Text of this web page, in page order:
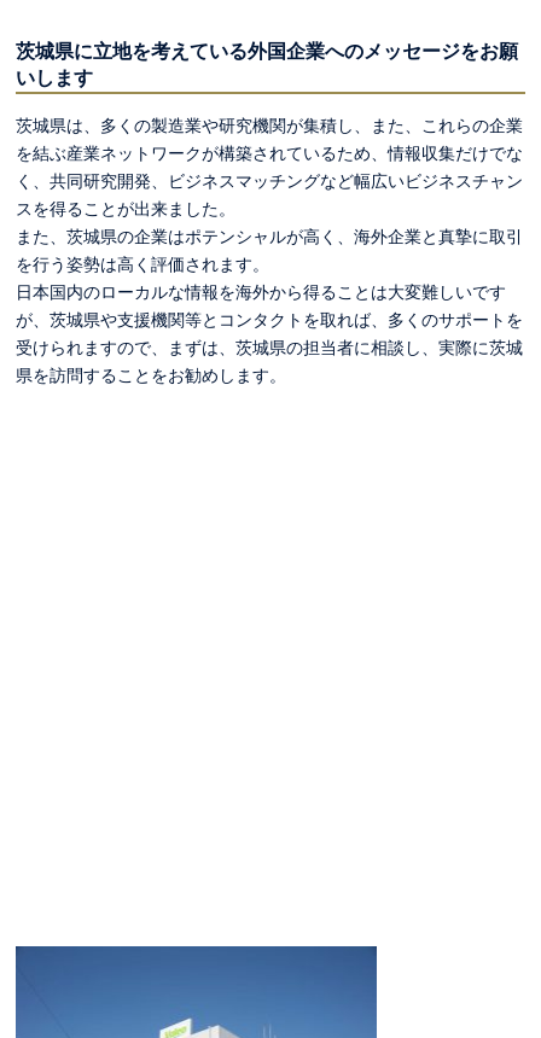
茨城県に立地を考えている外国企業へのメッセージをお願
いします
茨城県は、多くの製造業や研究機関が集積し、また、これらの企業
を結ぶ産業ネットワークが構築されているため、情報収集だけでな
く、共同研究開発、ビジネスマッチングなど幅広いビジネスチャン
スを得ることが出来ました。
また、茨城県の企業はポテンシャルが高く、海外企業と真摯に取引
を行う姿勢は高く評価されます。
日本国内のローカルな情報を海外から得ることは大変難しいです
が、茨城県や支援機関等とコンタクトを取れば、多くのサポートを
受けられますので、まずは、茨城県の担当者に相談し、実際に茨城
県を訪問することをお勧めします。